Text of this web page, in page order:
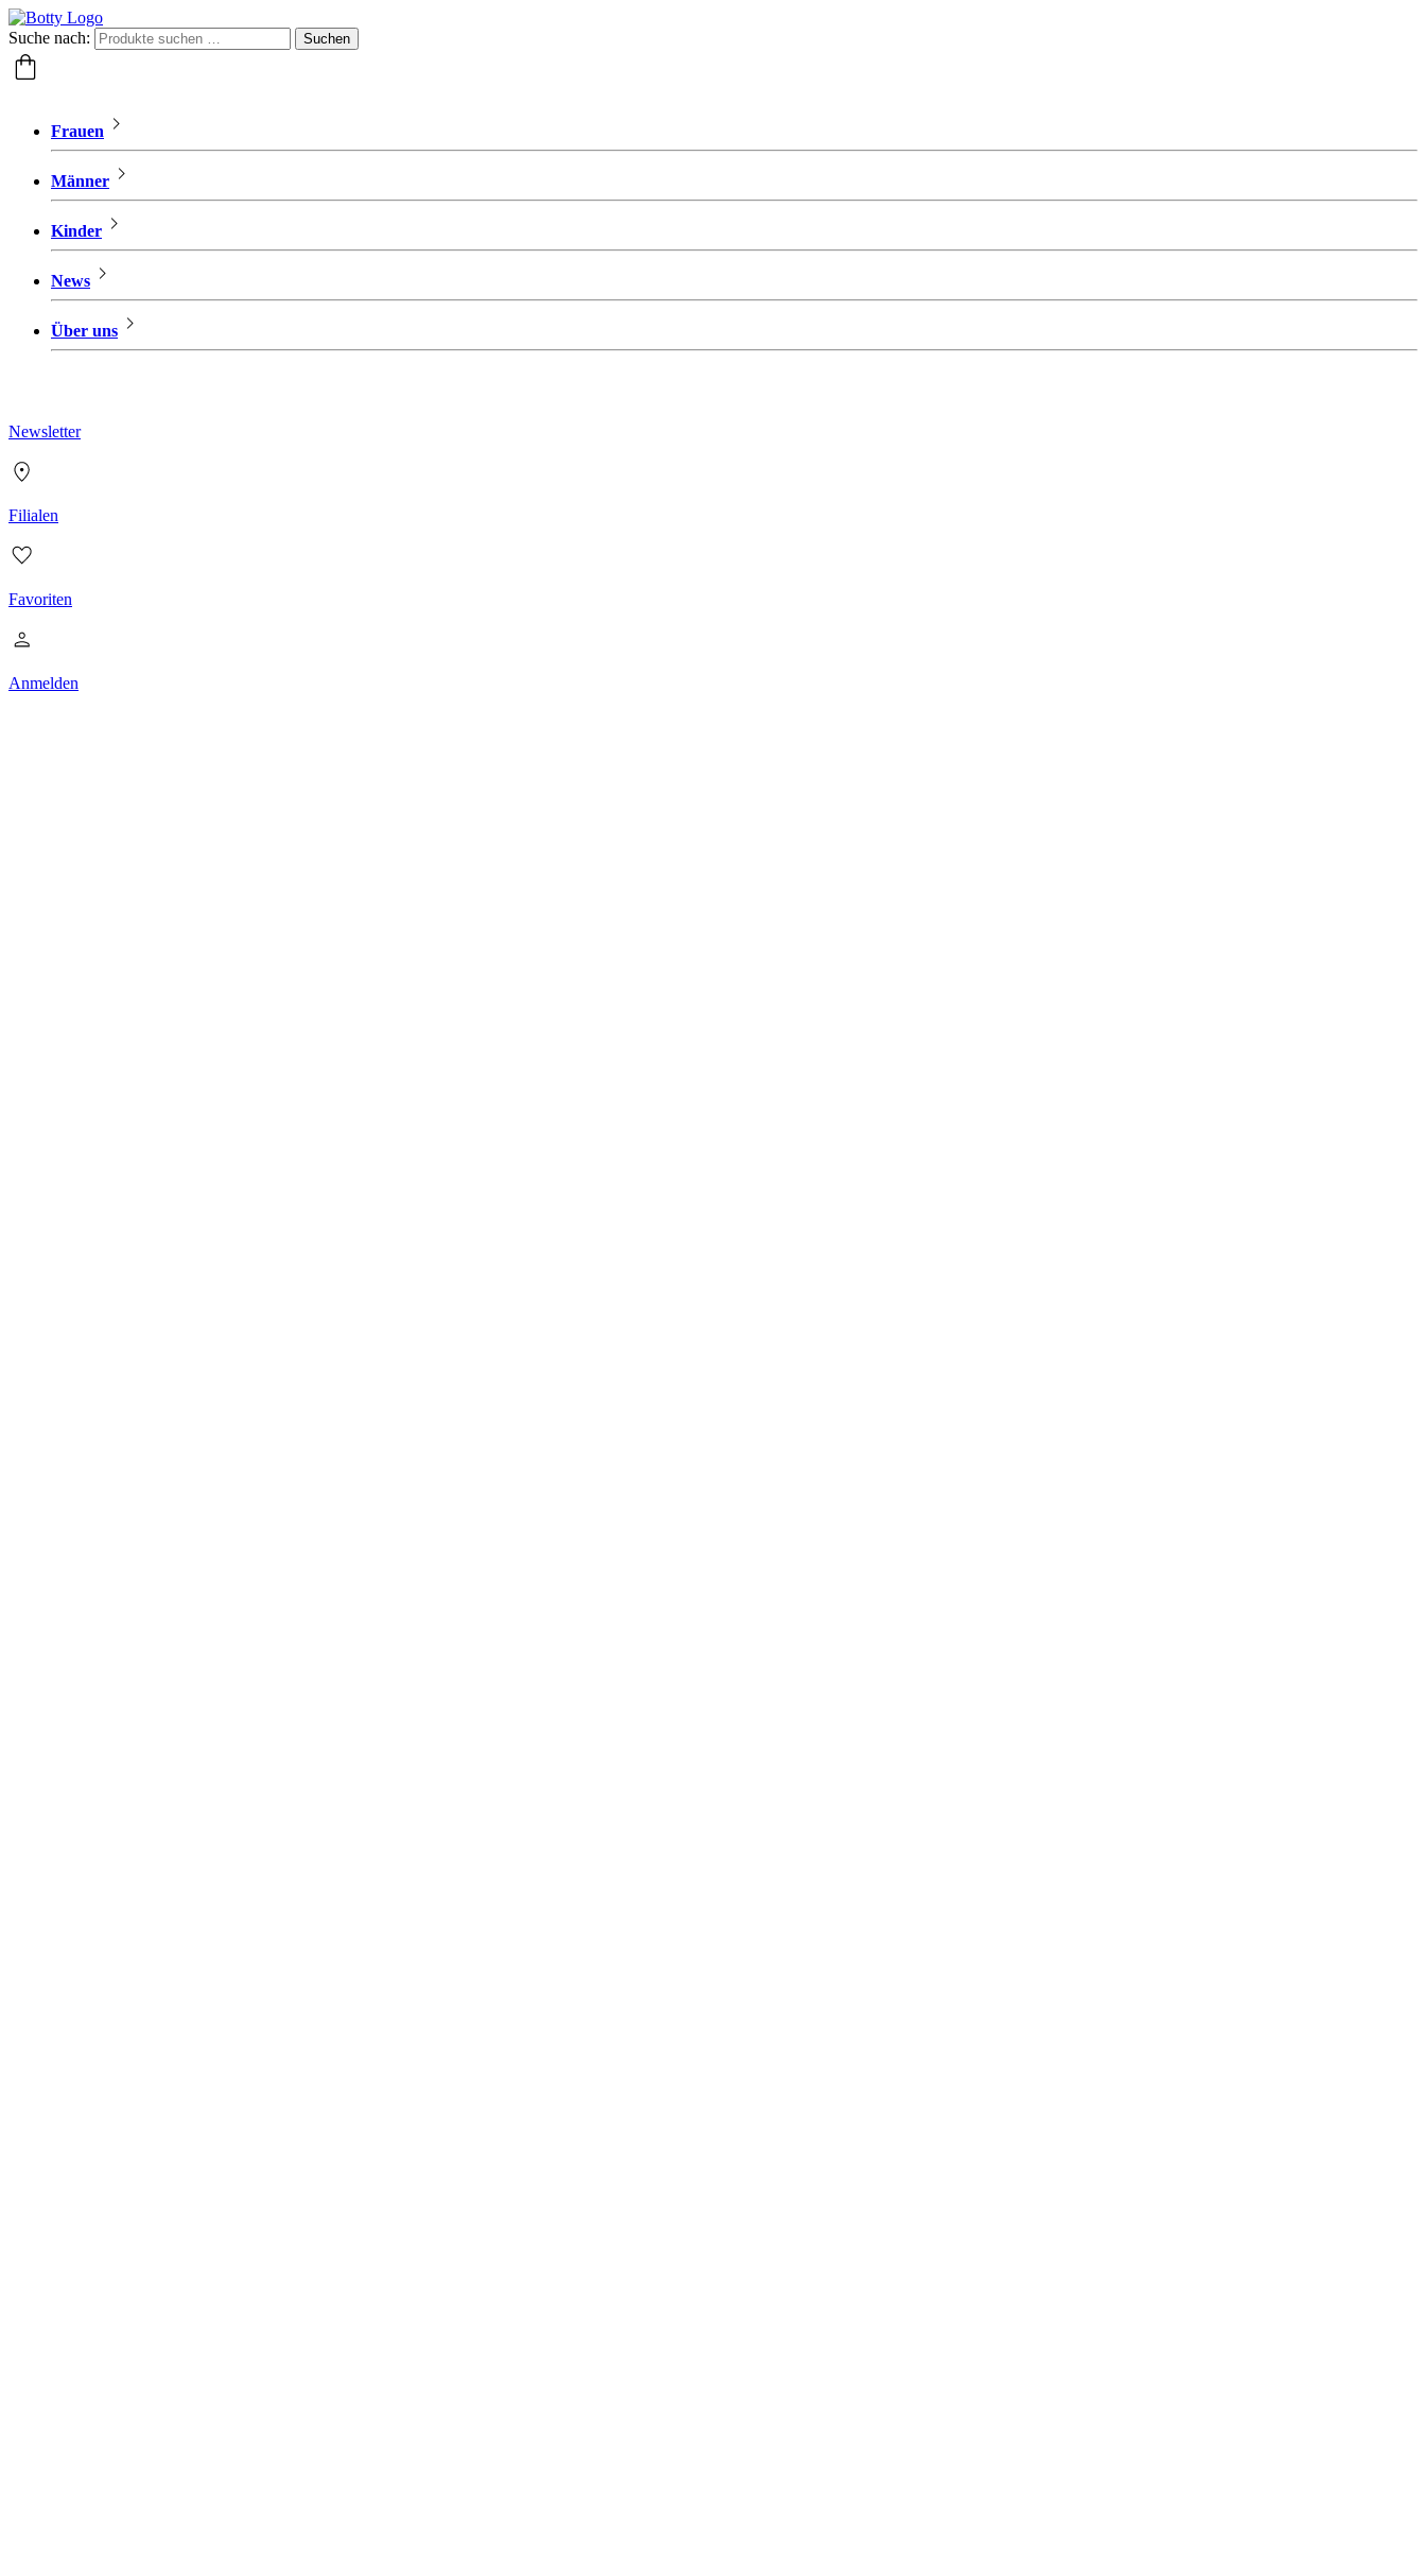
Suche nach: Suchen
Frauen
Männer
Kinder
News
Über uns
Newsletter
Filialen
Favoriten
Anmelden